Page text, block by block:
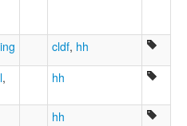
cldf, hh
,
hh
hh